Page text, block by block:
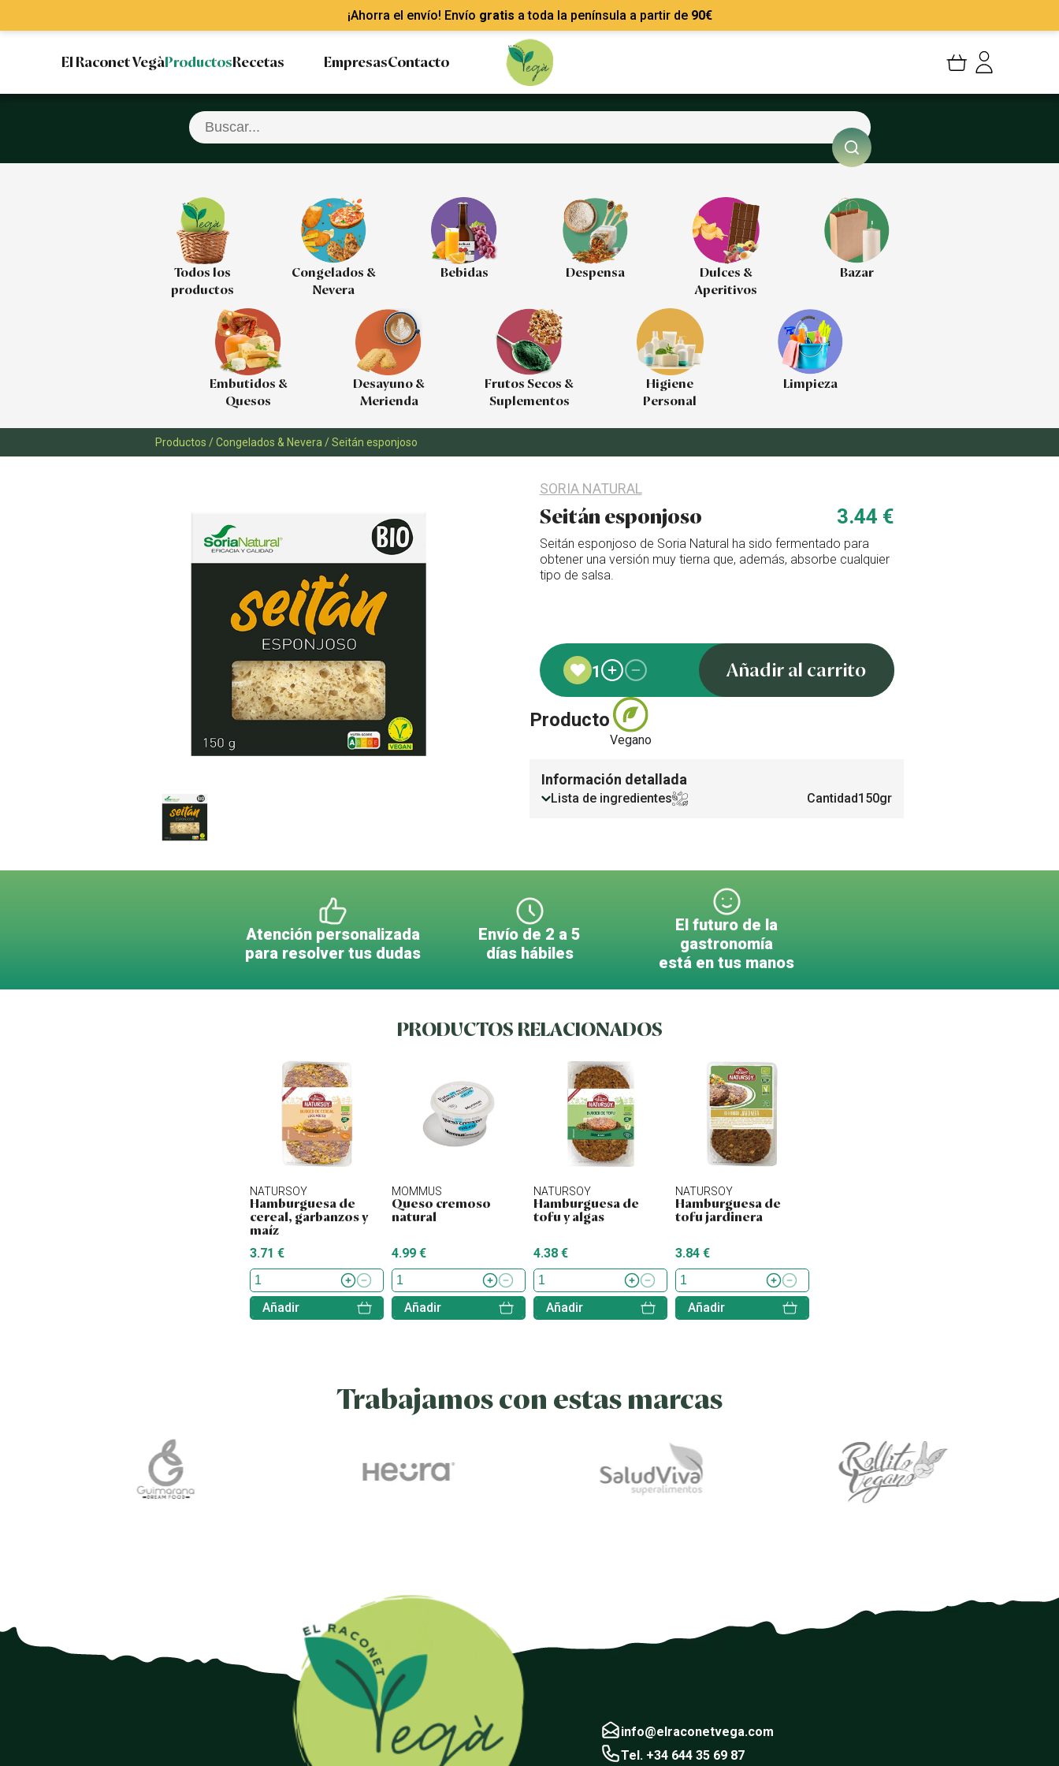
¡Ahorra el envío! Envío gratis a toda la península a partir de 90€
El Raconet VegàProductosRecetas EmpresasContacto
Cerrar sesión
Todos los
productos
Congelados &
Nevera
Bebidas Despensa
Dulces &
Aperitivos
Bazar
Embutidos &
Quesos
Desayuno &
Merienda
Frutos Secos &
Suplementos
Higiene
Personal
Limpieza
Productos /Congelados & Nevera /Seitán esponjoso
SORIA NATURAL
Seitán esponjoso 3.44 €
Seitán esponjoso de Soria Natural ha sido fermentado para
obtener una versión muy tierna que, además, absorbe cualquier
tipo de salsa.
1 Añadir al carrito
Producto
Vegano
Información detallada
Cantidad150gr
Lista de ingredientes
Atención personalizada
para resolver tus dudas
Envío de 2 a 5
días hábiles
El futuro de la
gastronomía
está en tus manos
PRODUCTOS RELACIONADOS
NATURSOY
Hamburguesa de
cereal, garbanzos y
maíz
3.71 €
Añadir
MOMMUS
Queso cremoso
natural
4.99 €
Añadir
NATURSOY
Hamburguesa de
tofu y algas
4.38 €
Añadir
NATURSOY
Hamburguesa de
tofu jardinera
3.84 €
Añadir
Trabajamos con estas marcas
info@elraconetvega.com
Tel. +34 644 35 69 87